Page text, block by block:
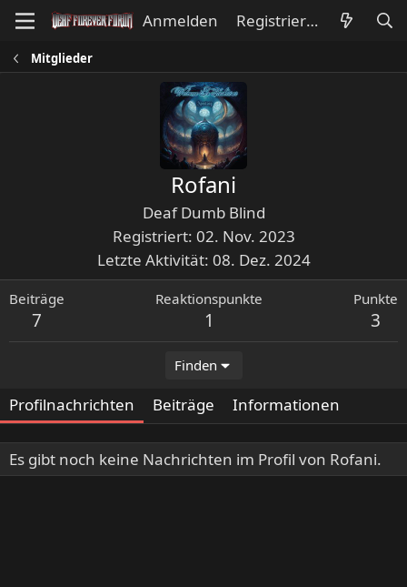
Anmelden Registrieren
Mitglieder
Rofani
Deaf Dumb Blind
Registriert 02. Nov. 2023
Letzte Aktivität 08. Dez. 2024
Beiträge
7
Reaktionspunkte
1
Punkte
3
Finden
Profilnachrichten Beiträge Informationen
Es gibt noch keine Nachrichten im Profil von Rofani.